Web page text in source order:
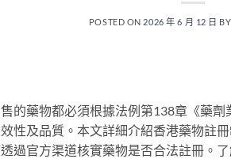
POSTED ON 2026 年 6 月 12 日 BY
的藥物都必須根據法例第138章《藥
性及品質。本文詳細介紹香港藥物註
過官方渠道核實藥物是否合法註冊。